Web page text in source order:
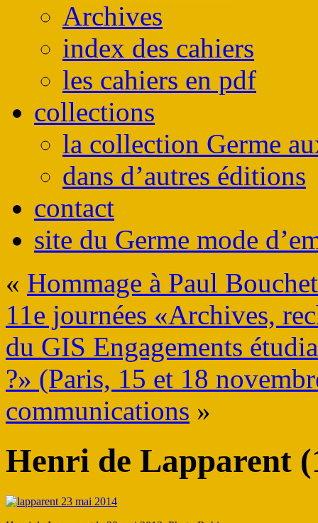
Archives
index des cahiers
les cahiers en pdf
collections
la collection Germe
dans d’autres éditions
contact
site du Germe mode
« Hommage à Paul
11e journées «Archives,
du GIS Engagements
?» (Paris, 15 et 18
communications »
Henri de Lapparent